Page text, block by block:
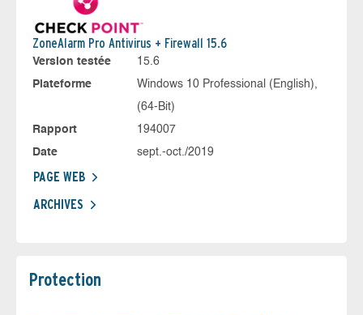
ZoneAlarm Pro Antivirus + Firewall 15.6
Version testée
15.6
Plateforme
Windows 10 Professional (English),
(64-Bit)
Rapport
194007
Date
sept.-oct./2019
PAGE WEB
ARCHIVES
Protection